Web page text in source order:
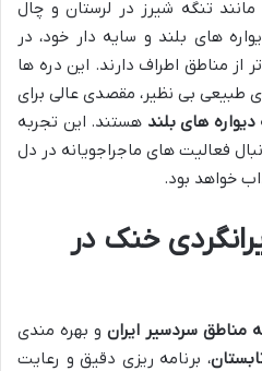
تنگه شیرز در لرستان و چال
های بلند و سایه دار خود، در
از مناطق اطراف دارند. این دره ها
طبیعی بی نظیر، مقصدی عالی برای
های بلند هستند. این تجربه
فعالیت های ماجراجویانه در دل
خواهد بود.
خنک در
مناطق سردسیر ایران و بهره مندی
، برنامه ریزی دقیق و رعایت